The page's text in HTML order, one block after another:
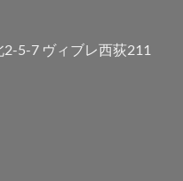
5-7 ヴィブレ西荻211